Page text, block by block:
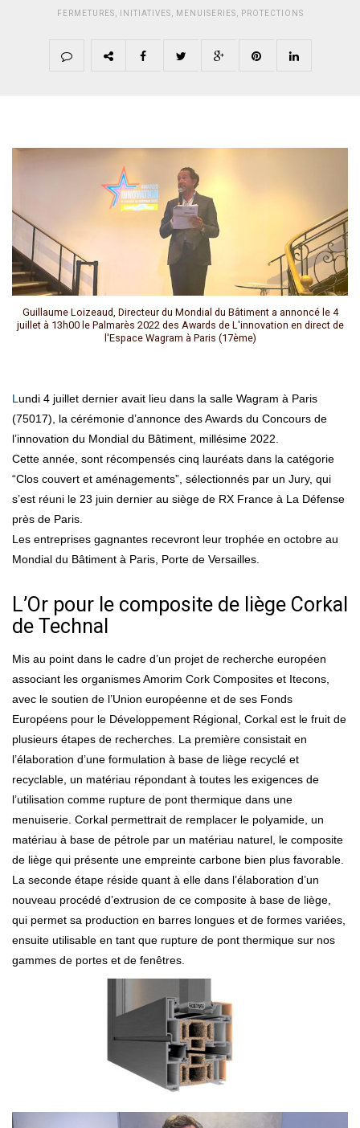
FERMETURES INITIATIVES MENUISERIES PROTECTIONS
Guillaume Loizeaud, Directeur du Mondial du Bâtiment a annoncé le 4
juillet à 13h00 le Palmarès 2022 des Awards de L'innovation en direct de
l'Espace Wagram à Paris (17ème)
Lundi 4 juillet dernier avait lieu dans la salle Wagram à Paris
(75017), la cérémonie d’annonce des Awards du Concours de
l’innovation du Mondial du Bâtiment, millésime 2022.
Cette année, sont récompensés cinq lauréats dans la catégorie
“Clos couvert et aménagements”, sélectionnés par un Jury, qui
s’est réuni le 23 juin dernier au siège de RX France à La Défense
près de Paris.
Les entreprises gagnantes recevront leur trophée en octobre au
Mondial du Bâtiment à Paris, Porte de Versailles.
L’Or pour le composite de liège Corkal
de Technal
Mis au point dans le cadre d’un projet de recherche européen
associant les organismes Amorim Cork Composites et Itecons,
avec le soutien de l’Union européenne et de ses Fonds
Européens pour le Développement Régional, Corkal est le fruit de
plusieurs étapes de recherches. La première consistait en
l’élaboration d’une formulation à base de liège recyclé et
recyclable, un matériau répondant à toutes les exigences de
l’utilisation comme rupture de pont thermique dans une
menuiserie. Corkal permettrait de remplacer le polyamide, un
matériau à base de pétrole par un matériau naturel, le composite
de liège qui présente une empreinte carbone bien plus favorable.
La seconde étape réside quant à elle dans l’élaboration d’un
nouveau procédé d’extrusion de ce composite à base de liège,
qui permet sa production en barres longues et de formes variées,
ensuite utilisable en tant que rupture de pont thermique sur nos
gammes de portes et de fenêtres.